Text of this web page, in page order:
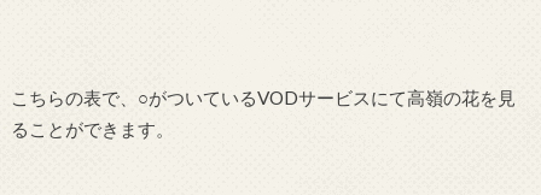
こちらの表で、○がついているVODサービスにて高嶺の花を見
ることができます。